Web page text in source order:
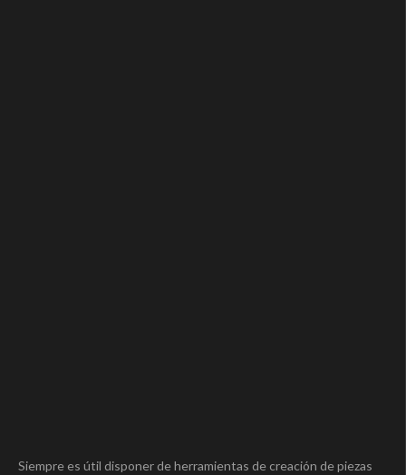
Siempre es útil disponer de herramientas de creación de piezas